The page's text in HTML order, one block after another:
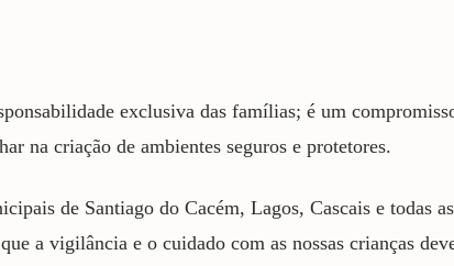
exclusiva das famílias; é um
na criação de ambientes seguros e protetores.
de Santiago do Cacém, Lagos, Cascais e todas
a vigilância e o cuidado com as nossas crianças